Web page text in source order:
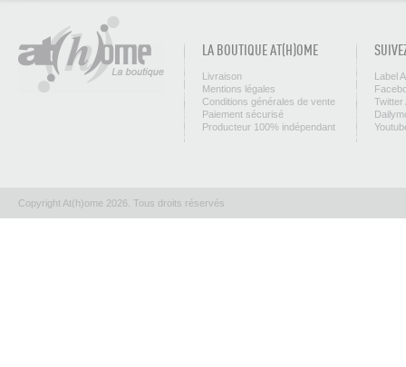
LA BOUTIQUE AT(H)OME
Livraison
Mentions légales
Conditions générales de vente
Paiement sécurisé
Producteur 100% indépendant
Label
Twitter
Copyright At(h)ome 2026. Tous droits réservés